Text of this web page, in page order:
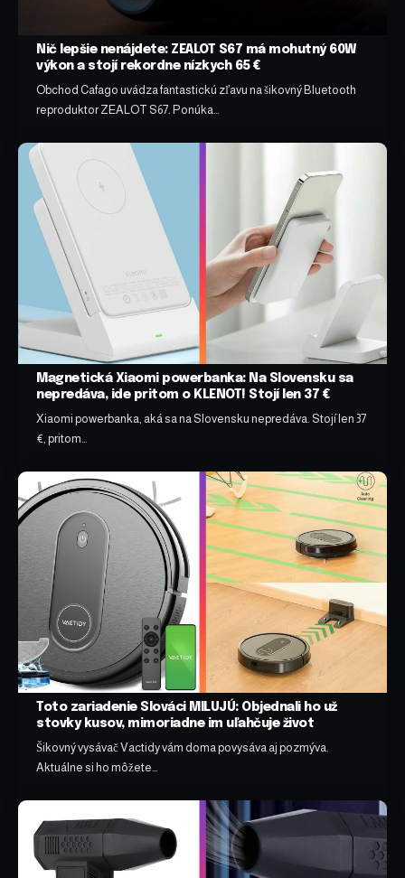
Nič lepšie nenájdete: ZEALOT S67 má mohutný 60W
výkon a stojí rekordne nízkych 65 €
Obchod Cafago uvádza fantastickú zľavu na šikovný Bluetooth
reproduktor ZEALOT S67. Ponúka…
Magnetická Xiaomi powerbanka: Na Slovensku sa
nepredáva, ide pritom o KLENOT! Stojí len 37 €
Xiaomi powerbanka, aká sa na Slovensku nepredáva. Stojí len 37
€, pritom…
Toto zariadenie Slováci MILUJÚ: Objednali ho už
stovky kusov, mimoriadne im uľahčuje život
Šikovný vysávač Vactidy vám doma povysáva aj pozmýva.
Aktuálne si ho môžete…